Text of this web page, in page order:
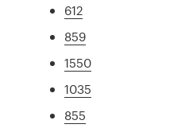
612
859
1550
1035
855